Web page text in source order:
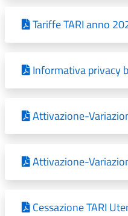
Tariffe TARI anno
Informativa privacy
Attivazione-
Attivazione-
Cessazione TARI